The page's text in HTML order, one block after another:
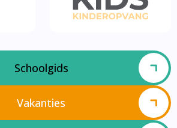
Schoolgids
Vakanties